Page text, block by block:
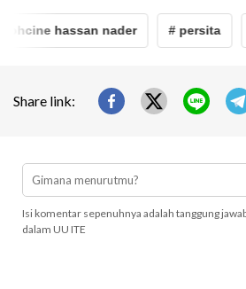
hassan nader # persita
Share link:
Isi komentar sepenuhnya adalah tanggung
dalam UU ITE